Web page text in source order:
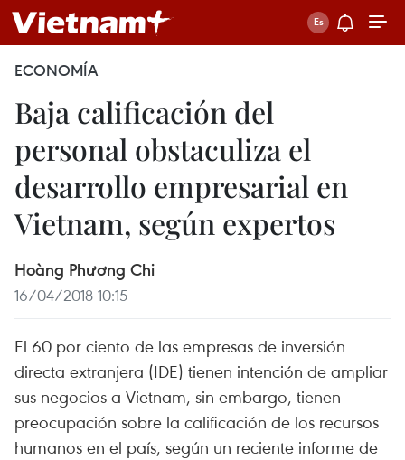
ECONOMÍA
Baja calificación del
personal obstaculiza el
desarrollo empresarial en
Vietnam, según expertos
Hoàng Phương Chi
16/04/2018 10:15
El 60 por ciento de las empresas de inversión
directa extranjera (IDE) tienen intención de ampliar
sus negocios a Vietnam, sin embargo, tienen
preocupación sobre la calificación de los recursos
humanos en el país, según un reciente informe de